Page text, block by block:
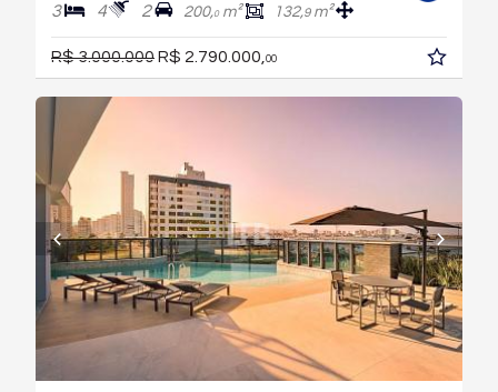
3 4 2 200,0m² 132,9m²
R$ 3.000.000R$ 2.790.000,00